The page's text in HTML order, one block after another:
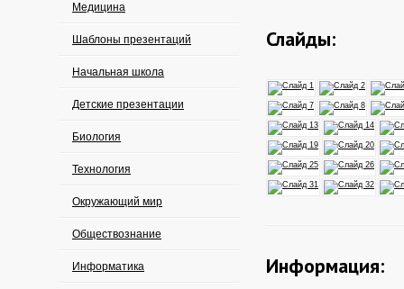
Медицина
Шаблоны презентаций
Начальная школа
Детские презентации
Биология
Технология
Окружающий мир
Обществознание
Информатика
Слайды:
Информация: